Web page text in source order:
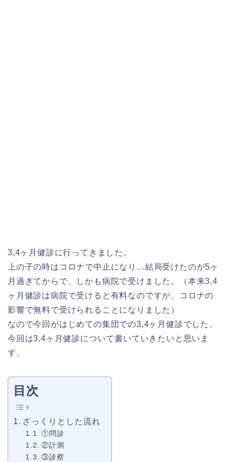
3,4ヶ月健診に行ってきました。
上の子の時はコロナで中止になり…結局受けたのが5ヶ
月過ぎてからで、しかも病院で受けました。（本来3,4
ヶ月健診は病院で受けると有料なのですが、コロナの
影響で無料で受けられることになりました）
なので今回がはじめての集団での3,4ヶ月健診でした。
今回は3,4ヶ月健診について書いていきたいと思いま
す。
目次
ざっくりとした流れ
①問診
②計測
③診察